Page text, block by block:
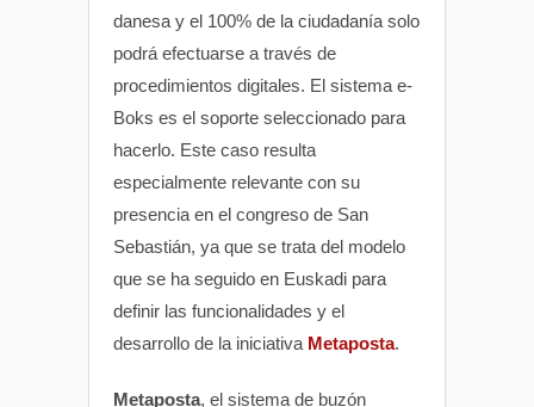
danesa y el 100% de la ciudadanía solo
podrá efectuarse a través de
procedimientos digitales. El sistema e-
Boks es el soporte seleccionado para
hacerlo. Este caso resulta
especialmente relevante con su
presencia en el congreso de San
Sebastián, ya que se trata del modelo
que se ha seguido en Euskadi para
definir las funcionalidades y el
desarrollo de la iniciativa Metaposta.
Metaposta, el sistema de buzón